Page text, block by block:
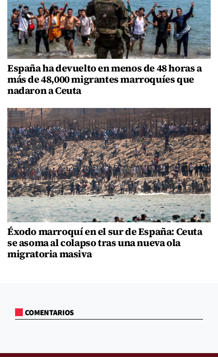
España ha devuelto en menos de 48 horas a
más de 48,000 migrantes marroquíes que
nadaron a Ceuta
Éxodo marroquí en el sur de España: Ceuta
se asoma al colapso tras una nueva ola
migratoria masiva
COMENTARIOS